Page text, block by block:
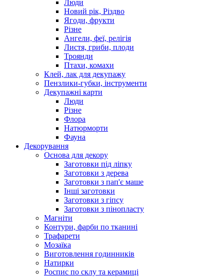
Люди
Новий рік, Різдво
Ягоди, фрукти
Різне
Ангели, феї, релігія
Листя, гриби, плоди
Троянди
Птахи, комахи
Клей, лак для декупажу
Пензлики-губки, інструменти
Декупажні карти
Люди
Різне
Флора
Натюрморти
Фауна
Декорування
Основа для декору
Заготовки під ліпку
Заготовки з дерева
Заготовки з пап'є маше
Інші заготовки
Заготовки з гіпсу
Заготовки з пінопласту
Магніти
Контури, фарби по тканині
Трафарети
Мозаїка
Виготовлення годинників
Натирки
Роспис по склу та керамиці